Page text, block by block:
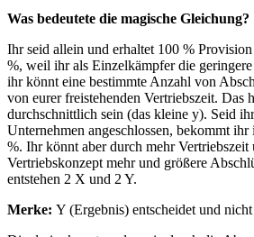
Was bedeutete die magische Gleichung?
Ihr seid allein und erhaltet 100 %
%, weil ihr als Einzelkämpfer die
ihr könnt eine bestimmte Anzahl von
von eurer freistehenden Vertriebszeit. Das
durchschnittlich sein (das kleine y). Seid
Unternehmen angeschlossen, bekommt
%. Ihr könnt aber durch mehr Vertriebszeit
Vertriebskonzept mehr und größere
entstehen 2 X und 2 Y.
Merke: Y (Ergebnis) entscheidet und